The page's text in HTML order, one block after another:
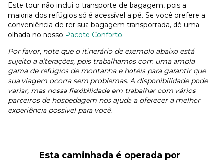
Este tour não inclui o transporte de bagagem, pois a
maioria dos refúgios só é acessível a pé. Se você prefere a
conveniência de ter sua bagagem transportada, dê uma
olhada no nosso Pacote Conforto.
Por favor, note que o itinerário de exemplo abaixo está
sujeito a alterações, pois trabalhamos com uma ampla
gama de refúgios de montanha e hotéis para garantir que
sua viagem ocorra sem problemas. A disponibilidade pode
variar, mas nossa flexibilidade em trabalhar com vários
parceiros de hospedagem nos ajuda a oferecer a melhor
experiência possível para você.
Esta caminhada é operada por